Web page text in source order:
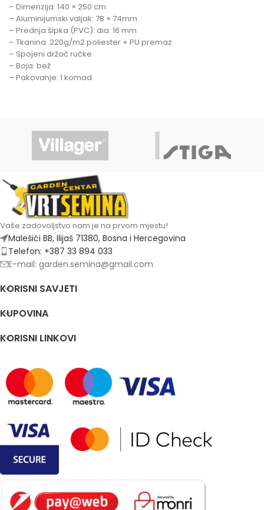
– Dimenzija: 140 × 250 cm
– Aluminijumski valjak: 78 × 74mm
– Prednja šipka (PVC): dia. 16 mm
– Tkanina: 220g/m2 poliester + PU premaz
– Spojeni držač ručke
– Boja: bež
– Pakovanje: 1 komad
Vaše zadovoljstvo nam je na prvom mjestu!
Malešići BB, Ilijaš 71380, Bosna i Hercegovina
Telefon: +387 33 894 033
E-mail: garden.semina@gmail.com
KORISNI SAVJETI
KUPOVINA
KORISNI LINKOVI